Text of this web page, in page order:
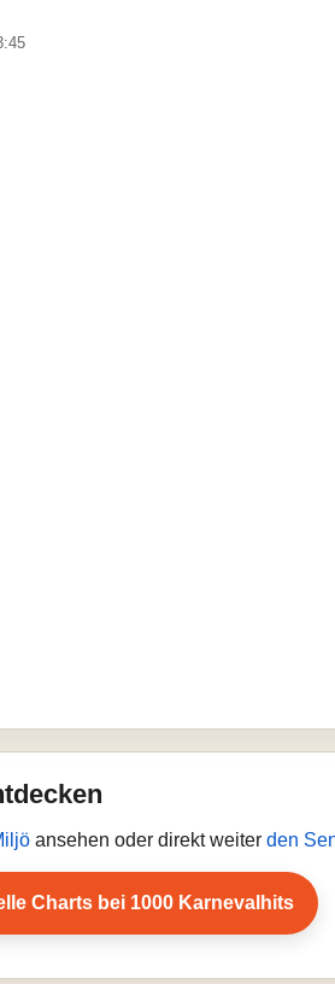
ansehen oder direkt weiter den
Charts bei 1000 Karnevalhits